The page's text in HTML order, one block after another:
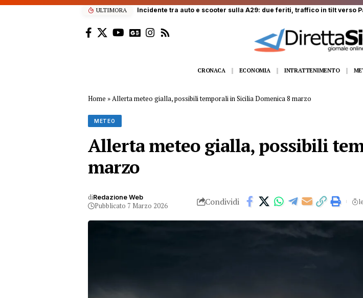
ULTIMORA Appiccano incendio nel Parco, due extracomunitari denunciati
CRONACA ECONOMIA INTRATTENIMENTO
Home »Allerta meteo gialla, possibili temporali in Sicilia Domenica 8 marzo
METEO
Allerta meteo gialla, possibili
marzo
diRedazione Web
Pubblicato 7 Marzo 2026 Condividi